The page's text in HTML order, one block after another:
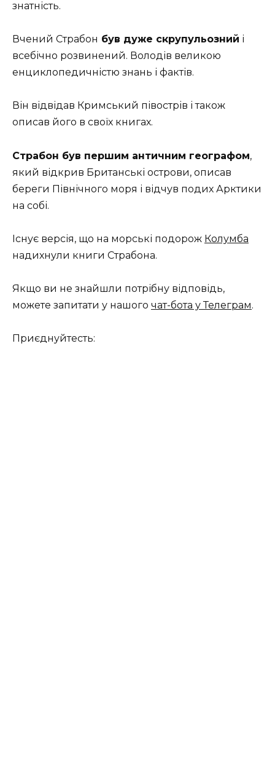
знатність.
Вчений Страбон був дуже скрупульозний і
всебічно розвинений. Володів великою
енциклопедичністю знань і фактів.
Він відвідав Кримський півострів і також
описав його в своїх книгах.
Страбон був першим античним географом,
який відкрив Британські острови, описав
береги Північного моря і відчув подих Арктики
на собі.
Існує версія, що на морські подорож Колумба
надихнули книги Страбона.
Якщо ви не знайшли потрібну відповідь,
можете запитати у нашого чат-бота у Телеграм.
Приєднуйтесть: